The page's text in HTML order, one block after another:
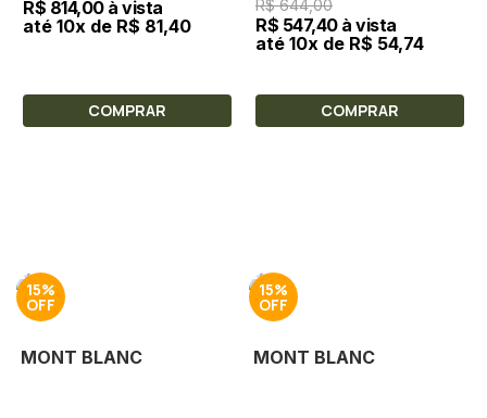
R$ 814,00 à vista
até 10x de R$ 81,40
COMPRAR
R$ 644,00
R$ 547,40 à vista
até 10x de R$ 54,74
COMPRAR
15%
MONT BLANC
15%
MONT BLANC